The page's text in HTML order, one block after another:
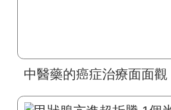
中醫藥的癌症治療面面觀